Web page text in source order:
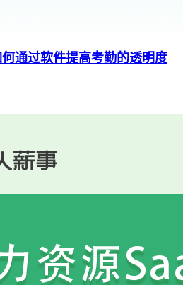
通过软件提高考勤的透明度